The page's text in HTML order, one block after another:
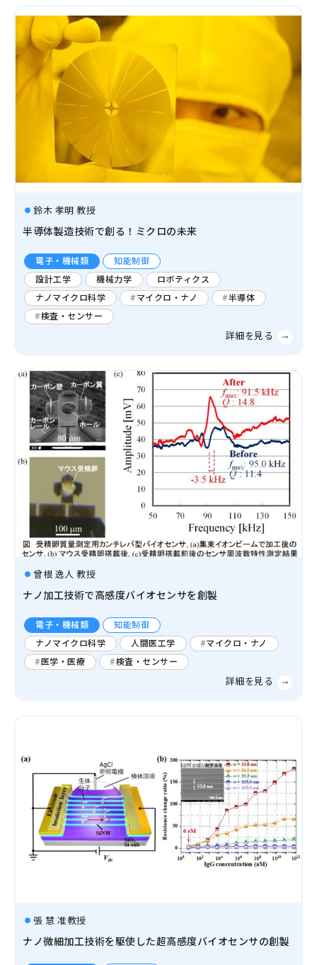
鈴木 孝明 教授
半導体製造技術で創る！ミクロの未来
電子・機械類
知能制御
設計工学
機械力学
ロボティクス
ナノマイクロ科学
マイクロ・ナノ
半導体
検査・センサー
曾根 逸人 教授
ナノ加工技術で高感度バイオセンサを創製
電子・機械類
知能制御
ナノマイクロ科学
人間医工学
マイクロ・ナノ
医学・医療
検査・センサー
張 慧 准教授
ナノ微細加工技術を駆使した超高感度バイオセンサの創製